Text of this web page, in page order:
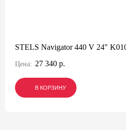
STELS Navigator 440 V 24"
Цена: 27 340 р.
В КОРЗИНУ
В КОРЗИНУ
В КОРЗИНУ